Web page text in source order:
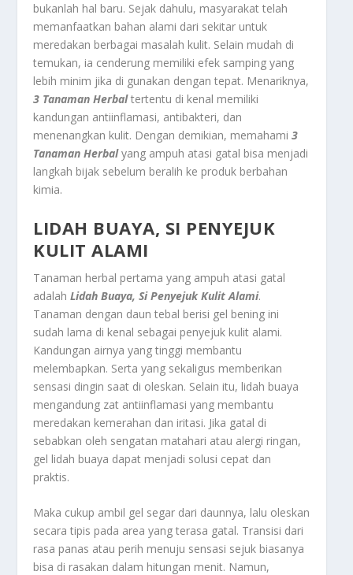
bukanlah hal baru. Sejak dahulu, masyarakat telah
memanfaatkan bahan alami dari sekitar untuk
meredakan berbagai masalah kulit. Selain mudah di
temukan, ia cenderung memiliki efek samping yang
lebih minim jika di gunakan dengan tepat. Menariknya,
3 Tanaman Herbaltertentu di kenal memiliki
kandungan antiinflamasi, antibakteri, dan
menenangkan kulit. Dengan demikian, memahami3
Tanaman Herbalyang ampuh atasi gatal bisa menjadi
langkah bijak sebelum beralih ke produk berbahan
kimia.
LIDAH BUAYA, SI PENYEJUK
KULIT ALAMI
Tanaman herbal pertama yang ampuh atasi gatal
adalahLidah Buaya, Si Penyejuk Kulit Alami.
Tanaman dengan daun tebal berisi gel bening ini
sudah lama di kenal sebagai penyejuk kulit alami.
Kandungan airnya yang tinggi membantu
melembapkan. Serta yang sekaligus memberikan
sensasi dingin saat di oleskan. Selain itu, lidah buaya
mengandung zat antiinflamasi yang membantu
meredakan kemerahan dan iritasi. Jika gatal di
sebabkan oleh sengatan matahari atau alergi ringan,
gel lidah buaya dapat menjadi solusi cepat dan
praktis.
Maka cukup ambil gel segar dari daunnya, lalu oleskan
secara tipis pada area yang terasa gatal. Transisi dari
rasa panas atau perih menuju sensasi sejuk biasanya
bisa di rasakan dalam hitungan menit. Namun,